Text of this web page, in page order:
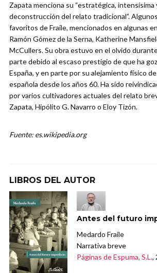
Zapata menciona su “estratégica, intensísima
deconstrucción del relato tradicional”.
favoritos de Fraile, mencionados en algunas
Ramón Gómez de la Serna, Katherine
McCullers. Su obra estuvo en el olvido
parte debido al escaso prestigio de que ha
España, y en parte por su alejamiento físico
española desde los años 60. Ha sido
por varios cultivadores actuales del relato
Zapata, Hipólito G. Navarro o Eloy Tizón.
Fuente: es.wikipedia.org
LIBROS DEL AUTOR
Antes del futuro
Medardo Fraile
Narrativa breve
Páginas de Espuma, S.L.,